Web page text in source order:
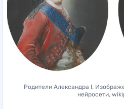
Родители Александра I.
нейросети,